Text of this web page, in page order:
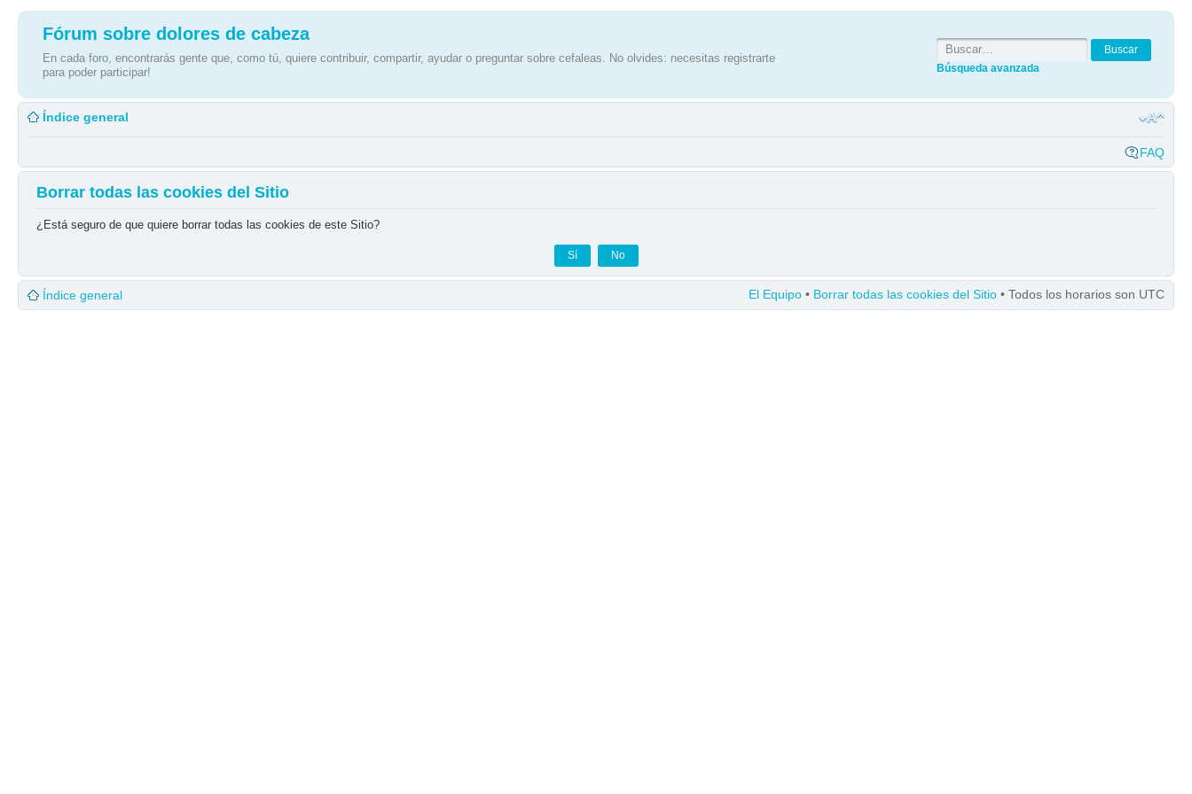
Fórum sobre dolores de cabeza
En cada foro, encontrarás gente que, como tú, quiere contribuir, compartir, ayudar o preguntar sobre cefaleas. No olvides: necesitas registrarte
para poder participar!
Búsqueda avanzada
Índice general
FAQ
Borrar todas las cookies del Sitio
¿Está seguro de que quiere borrar todas las cookies de este Sitio?
Índice general El Equipo • Borrar todas las cookies del Sitio • Todos los horarios son UTC